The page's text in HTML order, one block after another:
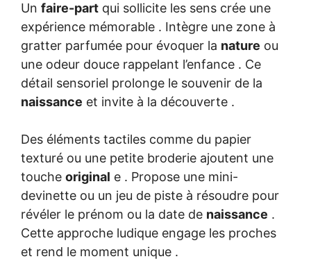
Un faire-part qui sollicite les sens crée une
expérience mémorable . Intègre une zone à
gratter parfumée pour évoquer la nature ou
une odeur douce rappelant l’enfance . Ce
détail sensoriel prolonge le souvenir de la
naissance et invite à la découverte .
Des éléments tactiles comme du papier
texturé ou une petite broderie ajoutent une
touche original e . Propose une mini-
devinette ou un jeu de piste à résoudre pour
révéler le prénom ou la date de naissance .
Cette approche ludique engage les proches
et rend le moment unique .